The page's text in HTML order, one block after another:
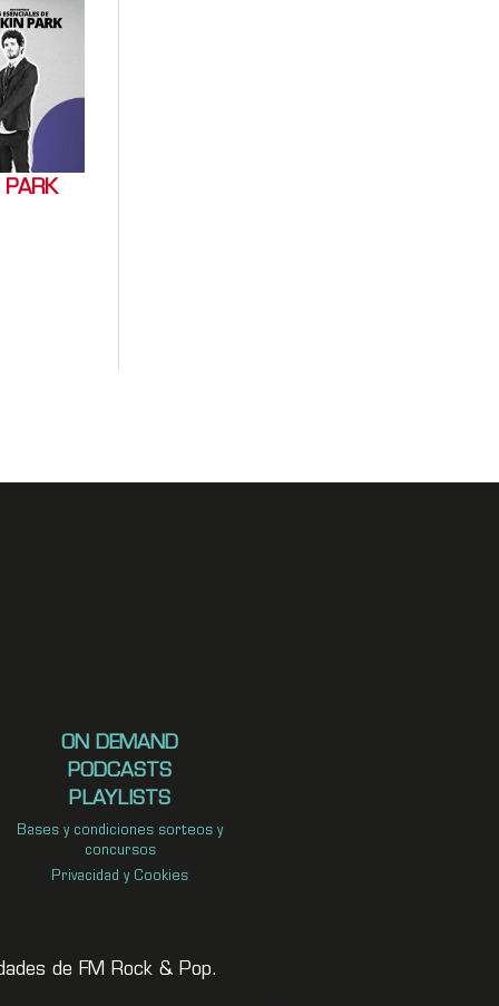
ON DEMAND
PODCASTS
PLAYLISTS
Bases y condiciones sorteos y
concursos
Privacidad y Cookies
de FM Rock & Pop.